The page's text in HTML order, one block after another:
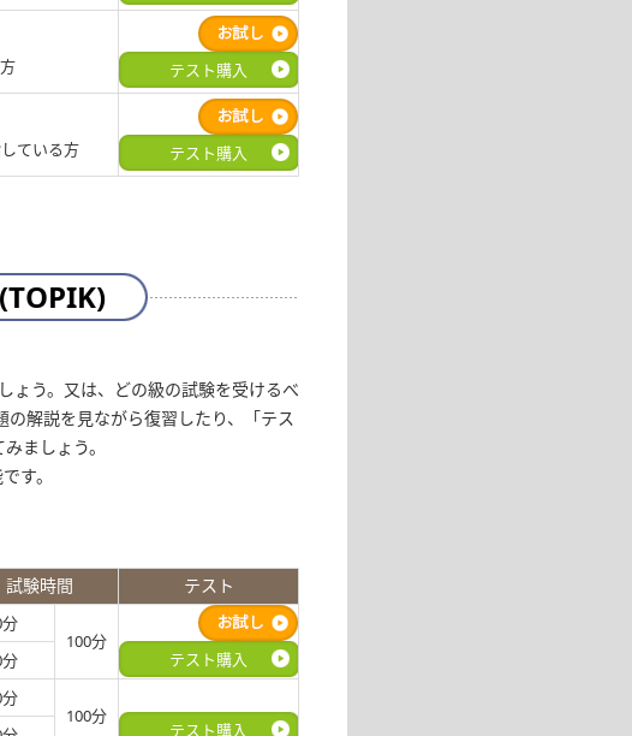
テスト購入
ている方
テスト購入
ょう。又は、どの級の試験を受けるべ
解説を見ながら復習したり、「テス
ましょう。
す。
試験時間 テスト
100分
テスト購入
100分
テスト購入